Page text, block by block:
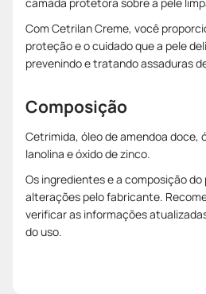
Com Cetrilan Creme, você
proteção e o cuidado que a pele
prevenindo e tratando assaduras
Composição
Cetrimida, óleo de amendoa doce,
lanolina e óxido de zinco.
Os ingredientes e a composição
alterações pelo fabricante.
verificar as informações
do uso.